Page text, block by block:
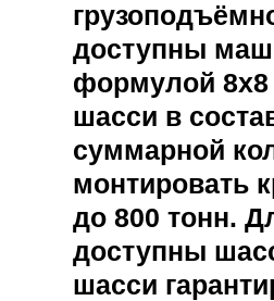
доступны
формулой 8х8
шасси в
суммарной
монтировать
до 800 тонн.
доступны
шасси